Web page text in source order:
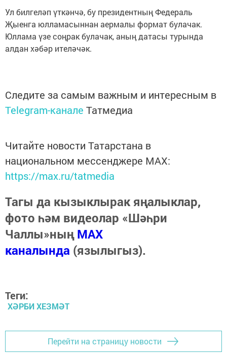
Ул билгеләп үткәнчә, бу президентның Федераль
Җыенга юлламасыннан аермалы формат булачак.
Юллама үзе соңрак булачак, аның датасы турында
алдан хәбәр ителәчәк.
Следите за самым важным и интересным в
Telegram-канале Татмедиа
Читайте новости Татарстана в
национальном мессенджере MАХ:
https://max.ru/tatmedia
Тагы да кызыклырак яңалыклар,
фото һәм видеолар «Шәһри
Чаллы»ныңMAX
каналында (язылыгыз).
Теги:
ХӘРБИ ХЕЗМӘТ
Перейти на страницу новости